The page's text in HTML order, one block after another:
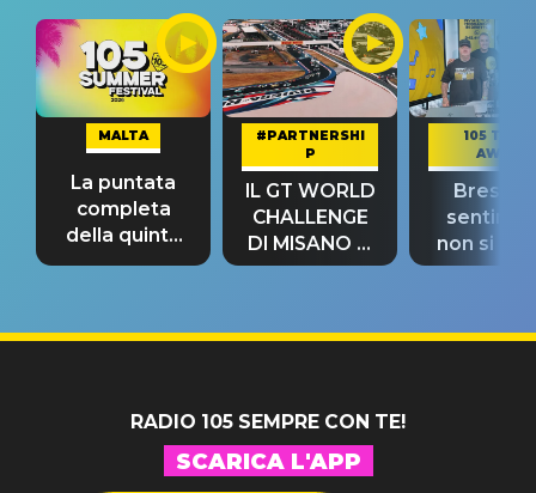
MALTA
La puntata
completa
della quinta
tappa
#PARTNERSHI
P
IL GT WORLD
CHALLENGE
DI MISANO si
riconferma
105 TAKE
AWAY
Bresh:
non si
fino alla
RADIO 105 SEMPRE CON TE!
SCARICA L'APP